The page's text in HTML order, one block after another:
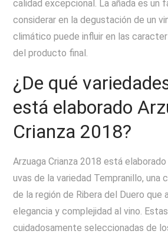
calidad excepcional. La añada es un
considerar en la degustación de un
climático puede influir en las
del producto final.
¿De qué
está elaborado
Crianza 2018?
Arzuaga Crianza 2018 está
uvas de la variedad Tempranillo, una
de la región de Ribera del Duero que
elegancia y complejidad al vino.
cuidadosamente seleccionadas de